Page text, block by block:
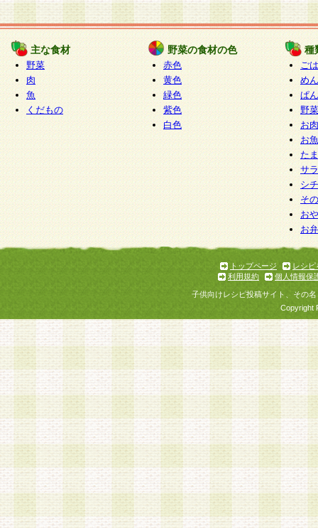
主な食材
野菜
肉
魚
くだもの
野菜の食材の色
赤色
黄色
緑色
紫色
白色
種
ご
めん
ぱん
野
お
お
た
サ
シ
そ
お
お
トップページ
レシピ
利用規約
個人情報保
子供向けレシピ投稿サイト、その
Copyright